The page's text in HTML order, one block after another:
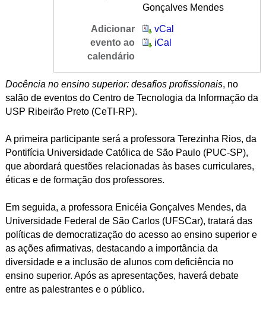
Gonçalves Mendes
Adicionar
evento ao
calendário
vCal
iCal
Docência no ensino superior: desafios profissionais, no
salão de eventos do Centro de Tecnologia da Informação da
USP Ribeirão Preto (CeTI-RP).
A primeira participante será a professora Terezinha Rios, da
Pontifícia Universidade Católica de São Paulo (PUC-SP),
que abordará questões relacionadas às bases curriculares,
éticas e de formação dos professores.
Em seguida, a professora Enicéia Gonçalves Mendes, da
Universidade Federal de São Carlos (UFSCar), tratará das
políticas de democratização do acesso ao ensino superior e
as ações afirmativas, destacando a importância da
diversidade e a inclusão de alunos com deficiência no
ensino superior. Após as apresentações, haverá debate
entre as palestrantes e o público.